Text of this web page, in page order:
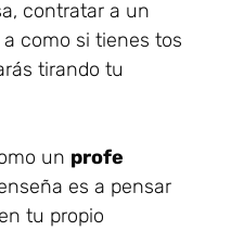
contratar a un
como si tienes tos
tirando tu
un profe
es a pensar
tu propio